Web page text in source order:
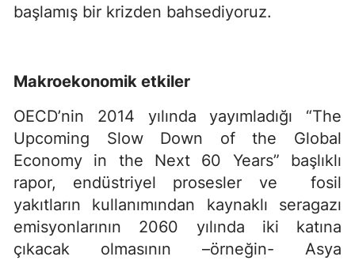
başlamış bir krizden bahsediyoruz.
Makroekonomik etkiler
OECD’nin 2014 yılında yayımladığı “The
Upcoming Slow Down of the Global
Economy in the Next 60 Years” başlıklı
rapor, endüstriyel prosesler ve fosil
yakıtların kullanımından kaynaklı seragazı
emisyonlarının 2060 yılında iki katına
çıkacak olmasının –örneğin- Asya